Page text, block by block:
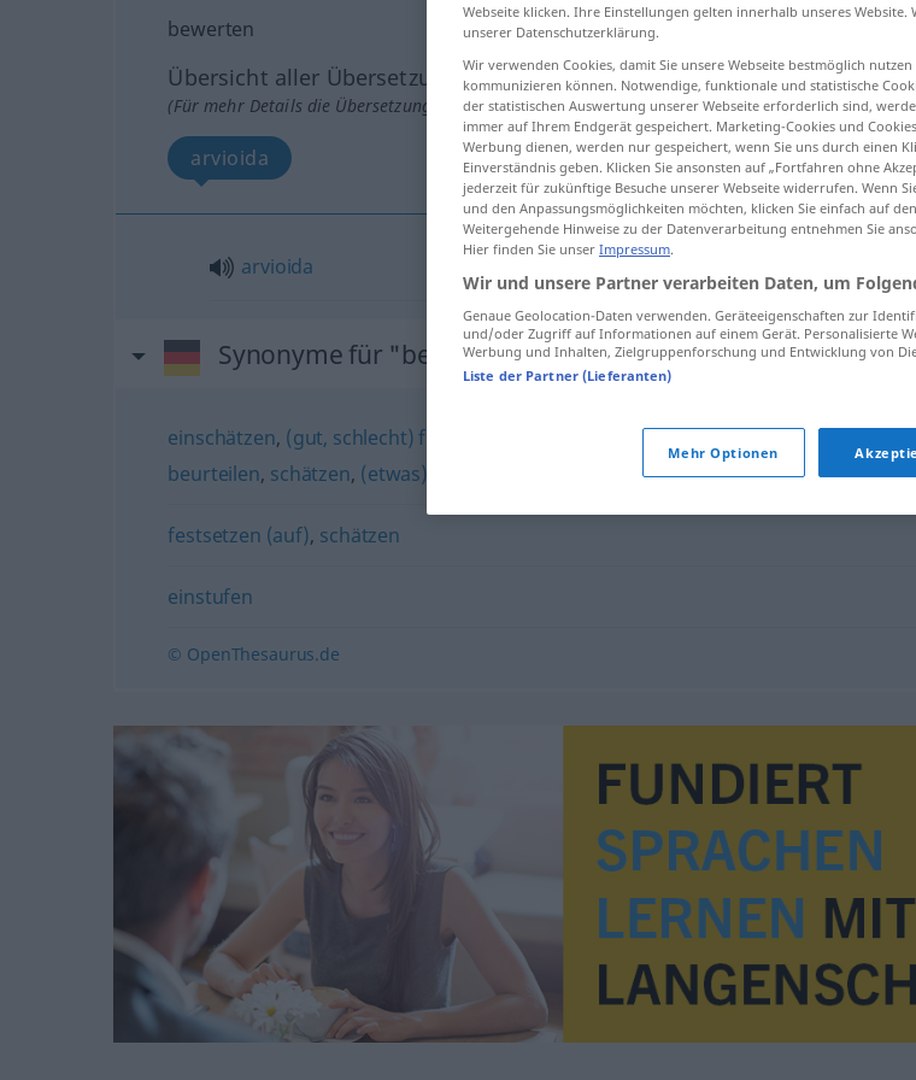
bewerten
Übersicht aller Übersetzungen
(Für mehr Details die Übersetzung anklicken/antippen)
arvioida
arvioida
Synonyme für "bewerten"
einschätzen, (gut, schlecht) finden (ugs.) ermessen,(etwas für gut/
beurteilen, schätzen, (etwas) finden (an) (ugs.)
festsetzen (auf), schätzen
einstufen
© OpenThesaurus.de
Webseite klicken. Ihre Einstellungen gelten innerhalb unseres
unserer Datenschutzerklärung.
Wir verwenden Cookies, damit Sie unsere Webseite bestmöglich
kommunizieren können. Notwendige, funktionale und statistische
der statistischen Auswertung unserer Webseite erforderlich sind,
immer auf Ihrem Endgerät gespeichert. Marketing-Cookies und
Werbung dienen, werden nur gespeichert, wenn Sie uns durch einen
Einverständnis geben. Klicken Sie ansonsten auf „Fortfahren ohne
jederzeit für zukünftige Besuche unserer Webseite widerrufen. Wenn
und den Anpassungsmöglichkeiten möchten, klicken Sie einfach auf
Weitergehende Hinweise zu der Datenverarbeitung entnehmen Sie
Hier finden Sie unser Impressum.
Wir und unsere Partner verarbeiten Daten, um
Genaue Geolocation-Daten verwenden. Geräteeigenschaften zur
und/oder Zugriff auf Informationen auf einem Gerät. Personalisierte
Werbung und Inhalten, Zielgruppenforschung und Entwicklung von
Liste der Partner (Lieferanten)
Mehr Optionen